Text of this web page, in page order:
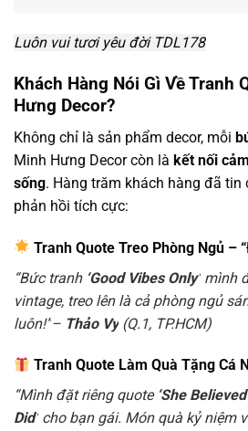
Luôn vui tươi yêu đời TDL178
Khách Hàng Nói Gì Về Tranh
Hưng Decor?
Không chỉ là sản phẩm decor, mỗi
Minh Hưng Decor còn là kết nối
sống. Hàng trăm khách hàng đã tin
phản hồi tích cực:
Tranh Quote Treo Phòng Ngủ –
“Bức tranh ‘Good Vibes Only’ mình
vintage, treo lên là cả phòng ngủ
luôn!”– Thảo Vy (Q.1, TP.HCM)
Tranh Quote Làm Quà Tặng Cá
“Mình đặt riêng quote ‘She
Did’ cho bạn gái. Món quà kỷ niệm